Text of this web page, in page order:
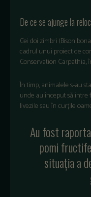
De ce se ajunge la
Cei doi zimbri (Bison
cadrul unui proiect de
Conservation Carpathia,
În timp, animalele s-au
unde au început să
livezile sau în curțile
Au fost
pomi
situația a